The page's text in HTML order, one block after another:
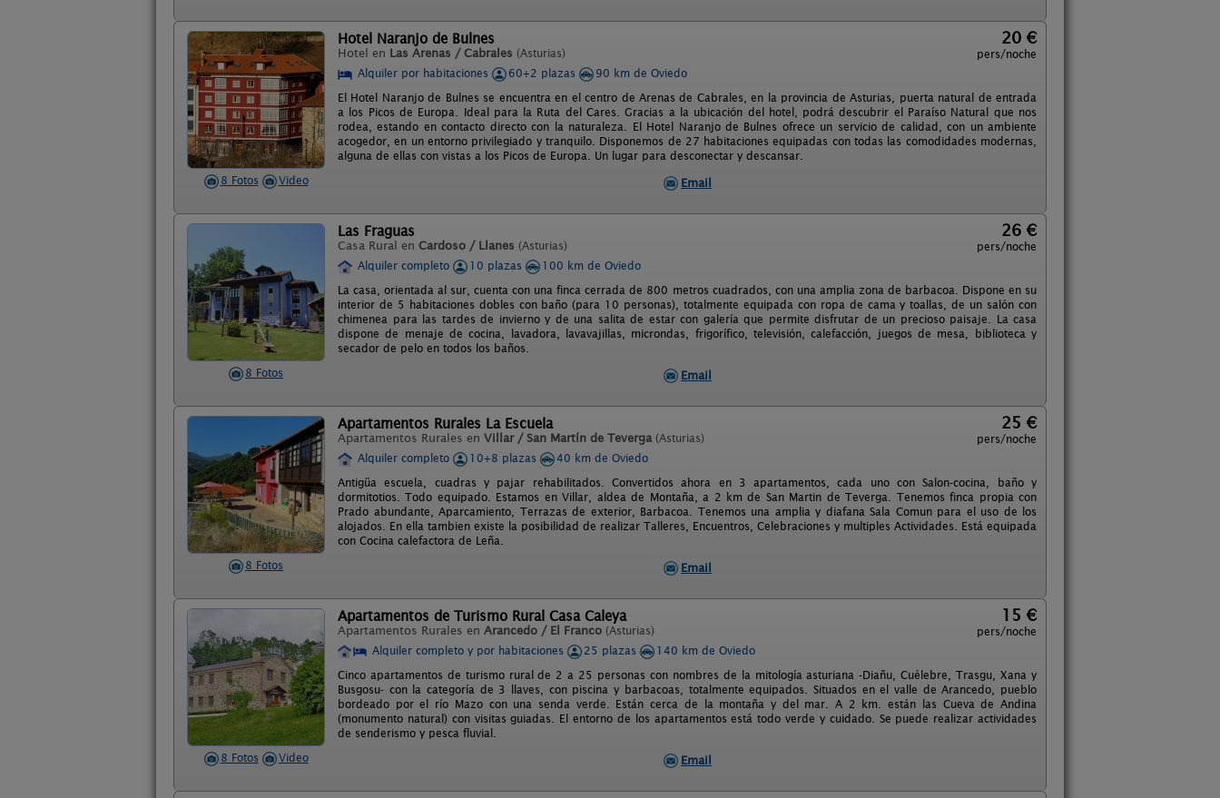
8 Fotos Video
Hotel Naranjo de Bulnes
Hotel en Las Arenas / Cabrales (Asturias)
20 €
pers/noche
Alquiler por habitaciones
60+2 plazas
90 km de Oviedo
El Hotel Naranjo de Bulnes se encuentra en el centro de Arenas de Cabrales, en la provincia de Asturias, puerta natural de entrada
a los Picos de Europa. Ideal para la Ruta del Cares. Gracias a la ubicación del hotel, podrá descubrir el Paraíso Natural que nos
rodea, estando en contacto directo con la naturaleza. El Hotel Naranjo de Bulnes ofrece un servicio de calidad, con un ambiente
acogedor, en un entorno privilegiado y tranquilo. Disponemos de 27 habitaciones equipadas con todas las comodidades modernas,
alguna de ellas con vistas a los Picos de Europa. Un lugar para desconectar y descansar.
Email
8 Fotos
Las Fraguas
Casa Rural en Cardoso / Llanes (Asturias)
26 €
pers/noche
Alquiler completo
10 plazas
100 km de Oviedo
La casa, orientada al sur, cuenta con una finca cerrada de 800 metros cuadrados, con una amplia zona de barbacoa. Dispone en su
interior de 5 habitaciones dobles con baño (para 10 personas), totalmente equipada con ropa de cama y toallas, de un salón con
chimenea para las tardes de invierno y de una salita de estar con galería que permite disfrutar de un precioso paisaje. La casa
dispone de menaje de cocina, lavadora, lavavajillas, microndas, frigorífico, televisión, calefacción, juegos de mesa, biblioteca y
secador de pelo en todos los baños.
Email
8 Fotos
Apartamentos Rurales La Escuela
Apartamentos Rurales en Villar / San Martín de Teverga (Asturias)
25 €
pers/noche
Alquiler completo
10+8 plazas
40 km de Oviedo
Antigüa escuela, cuadras y pajar rehabilitados. Convertidos ahora en 3 apartamentos, cada uno con Salon-cocina, baño y
dormitotios. Todo equipado. Estamos en Villar, aldea de Montaña, a 2 km de San Martin de Teverga. Tenemos finca propia con
Prado abundante, Aparcamiento, Terrazas de exterior, Barbacoa. Tenemos una amplia y diafana Sala Comun para el uso de los
alojados. En ella tambien existe la posibilidad de realizar Talleres, Encuentros, Celebraciones y multiples Actividades. Está equipada
con Cocina calefactora de Leña.
Email
8 Fotos Video
Apartamentos de Turismo Rural Casa Caleya
Apartamentos Rurales en Arancedo / El Franco (Asturias)
15 €
pers/noche
Alquiler completo y por habitaciones
25 plazas
140 km de Oviedo
Cinco apartamentos de turismo rural de 2 a 25 personas con nombres de la mitología asturiana -Diañu, Cuélebre, Trasgu, Xana y
Busgosu- con la categoría de 3 llaves, con piscina y barbacoas, totalmente equipados. Situados en el valle de Arancedo, pueblo
bordeado por el río Mazo con una senda verde. Están cerca de la montaña y del mar. A 2 km. están las Cueva de Andina
(monumento natural) con visitas guiadas. El entorno de los apartamentos está todo verde y cuidado. Se puede realizar actividades
de senderismo y pesca fluvial.
Email